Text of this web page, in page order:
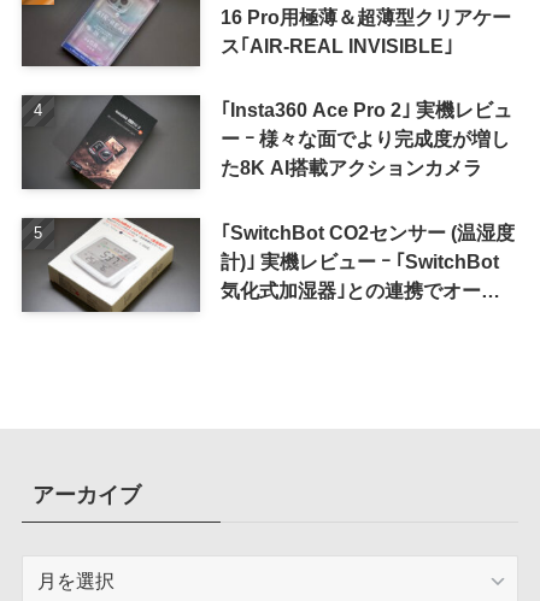
16 Pro用極薄＆超薄型クリアケー
ス｢AIR-REAL INVISIBLE｣
｢Insta360 Ace Pro 2｣ 実機レビュ
ー ｰ 様々な面でより完成度が増し
た8K AI搭載アクションカメラ
｢SwitchBot CO2センサー (温湿度
計)｣ 実機レビュー ｰ ｢SwitchBot
気化式加湿器｣との連携でオート
アーカイブ